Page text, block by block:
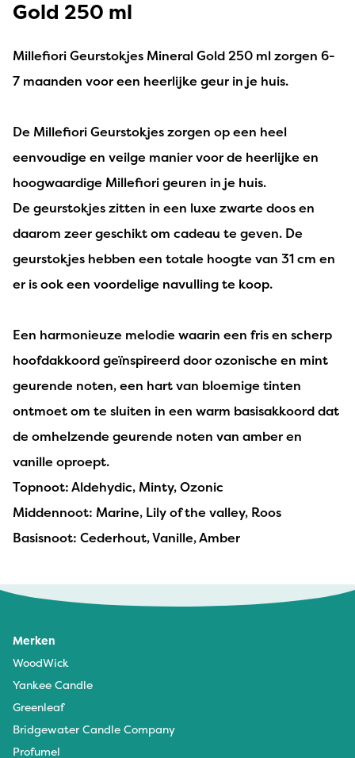
Gold 250 ml
Millefiori Geurstokjes Mineral Gold 250 ml zorgen 6-
7 maanden voor een heerlijke geur in je huis.
De Millefiori Geurstokjes zorgen op een heel
eenvoudige en veilge manier voor de heerlijke en
hoogwaardige Millefiori geuren in je huis.
De geurstokjes zitten in een luxe zwarte doos en
daarom zeer geschikt om cadeau te geven. De
geurstokjes hebben een totale hoogte van 31 cm en
er is ook een voordelige navulling te koop.
Een harmonieuze melodie waarin een fris en scherp
hoofdakkoord geïnspireerd door ozonische en mint
geurende noten, een hart van bloemige tinten
ontmoet om te sluiten in een warm basisakkoord dat
de omhelzende geurende noten van amber en
vanille oproept.
Topnoot: Aldehydic, Minty, Ozonic
Middennoot: Marine, Lily of the valley, Roos
Basisnoot: Cederhout, Vanille, Amber
Merken
WoodWick
Yankee Candle
Greenleaf
Bridgewater Candle Company
Profumel